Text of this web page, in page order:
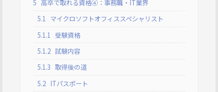
5 高卒で取れる資格④：事務職・IT業界
5.1 マイクロソフトオフィススペシャリスト
5.1.1
受験資格
5.1.2 試験内容
5.1.3 取得後の道
5.2 ITパスポート